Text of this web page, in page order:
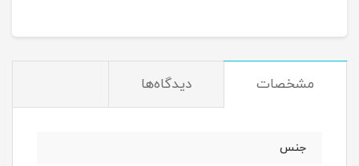
مشخصات دیدگاه‌ها
جنس